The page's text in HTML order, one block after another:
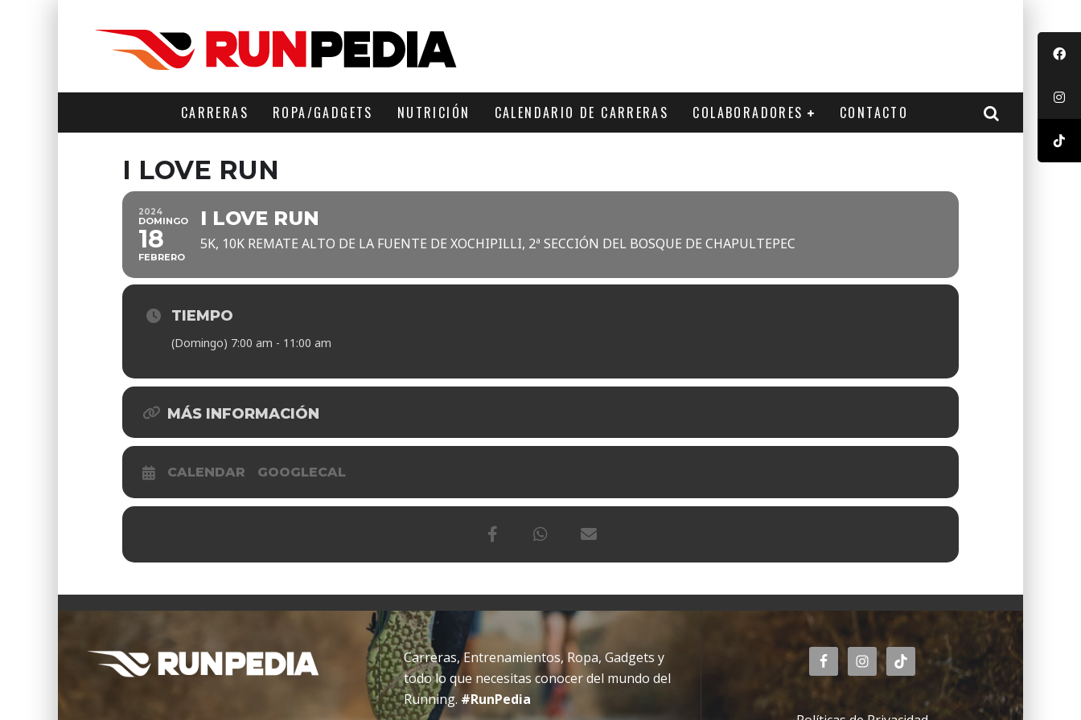
CARRERAS ROPA/GADGETS NUTRICIÓN CALENDARIO DE CARRERAS COLABORADORES CONTACTO
I LOVE RUN
2024
DOMINGO
18
FEBRERO
I LOVE RUN
5K, 10K REMATE ALTO DE LA FUENTE DE XOCHIPILLI, 2ª SECCIÓN DEL BOSQUE DE CHAPULTEPEC
TIEMPO
(Domingo) 7:00 am - 11:00 am
MÁS INFORMACIÓN
CALENDAR GOOGLECAL
Carreras, Entrenamientos, Ropa, Gadgets y
todo lo que necesitas conocer del mundo del
Running. #RunPedia